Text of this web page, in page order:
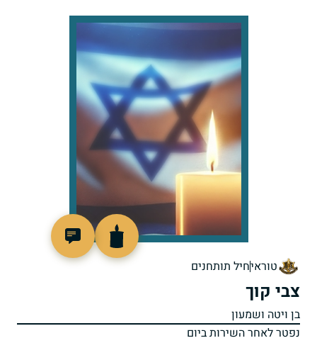
טוראיחיל תותחנים
צבי קוך
בן ויטה ושמעון
נפטר לאחר השירות ביום